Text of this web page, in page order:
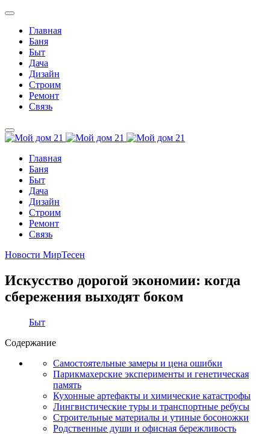
Главная
Баня
Быт
Дача
Дизайн
Строим
Ремонт
Связь
Главная
Баня
Быт
Дача
Дизайн
Строим
Ремонт
Связь
Новости МирТесен
Искусство дорогой экономии: когда
сбережения выходят боком
Быт
Содержание
Самостоятельные замеры и цена ошибки
Парикмахерские эксперименты и генетическая
память
Кухонные артефакты и химические катастрофы
Лингвистические туры и транспортные ребусы
Строительные материалы и утиные босоножки
Родственные души и офисная бережливость